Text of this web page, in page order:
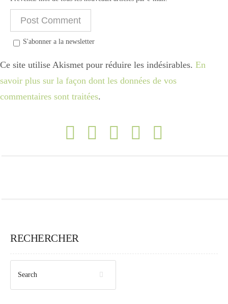
S'abonner a la newsletter
Ce site utilise Akismet pour réduire les indésirables. En
savoir plus sur la façon dont les données de vos
commentaires sont traitées.
RECHERCHER